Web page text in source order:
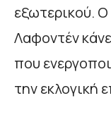
εξωτερικού.
Λαφοντέν
που
την εκλογική